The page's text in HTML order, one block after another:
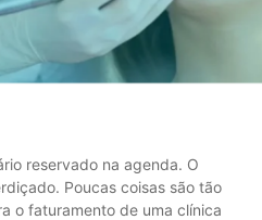
reservado na agenda. O
Poucas coisas são tão
o faturamento de uma clínica